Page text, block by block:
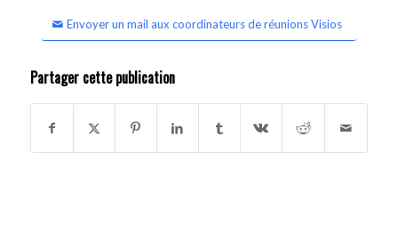
Envoyer un mail aux coordinateurs de réunions Visios
Partager cette publication